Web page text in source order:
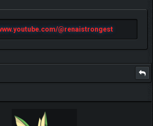
@renaistrongest